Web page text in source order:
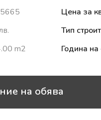
m2
Цена за
Тип
Година на
на обява